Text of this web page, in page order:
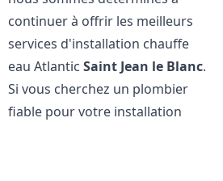
continuer à offrir les meilleurs
services d'installation chauffe
eau AtlanticSaint Jean le Blanc.
Si vous cherchez un plombier
fiable pour votre installation